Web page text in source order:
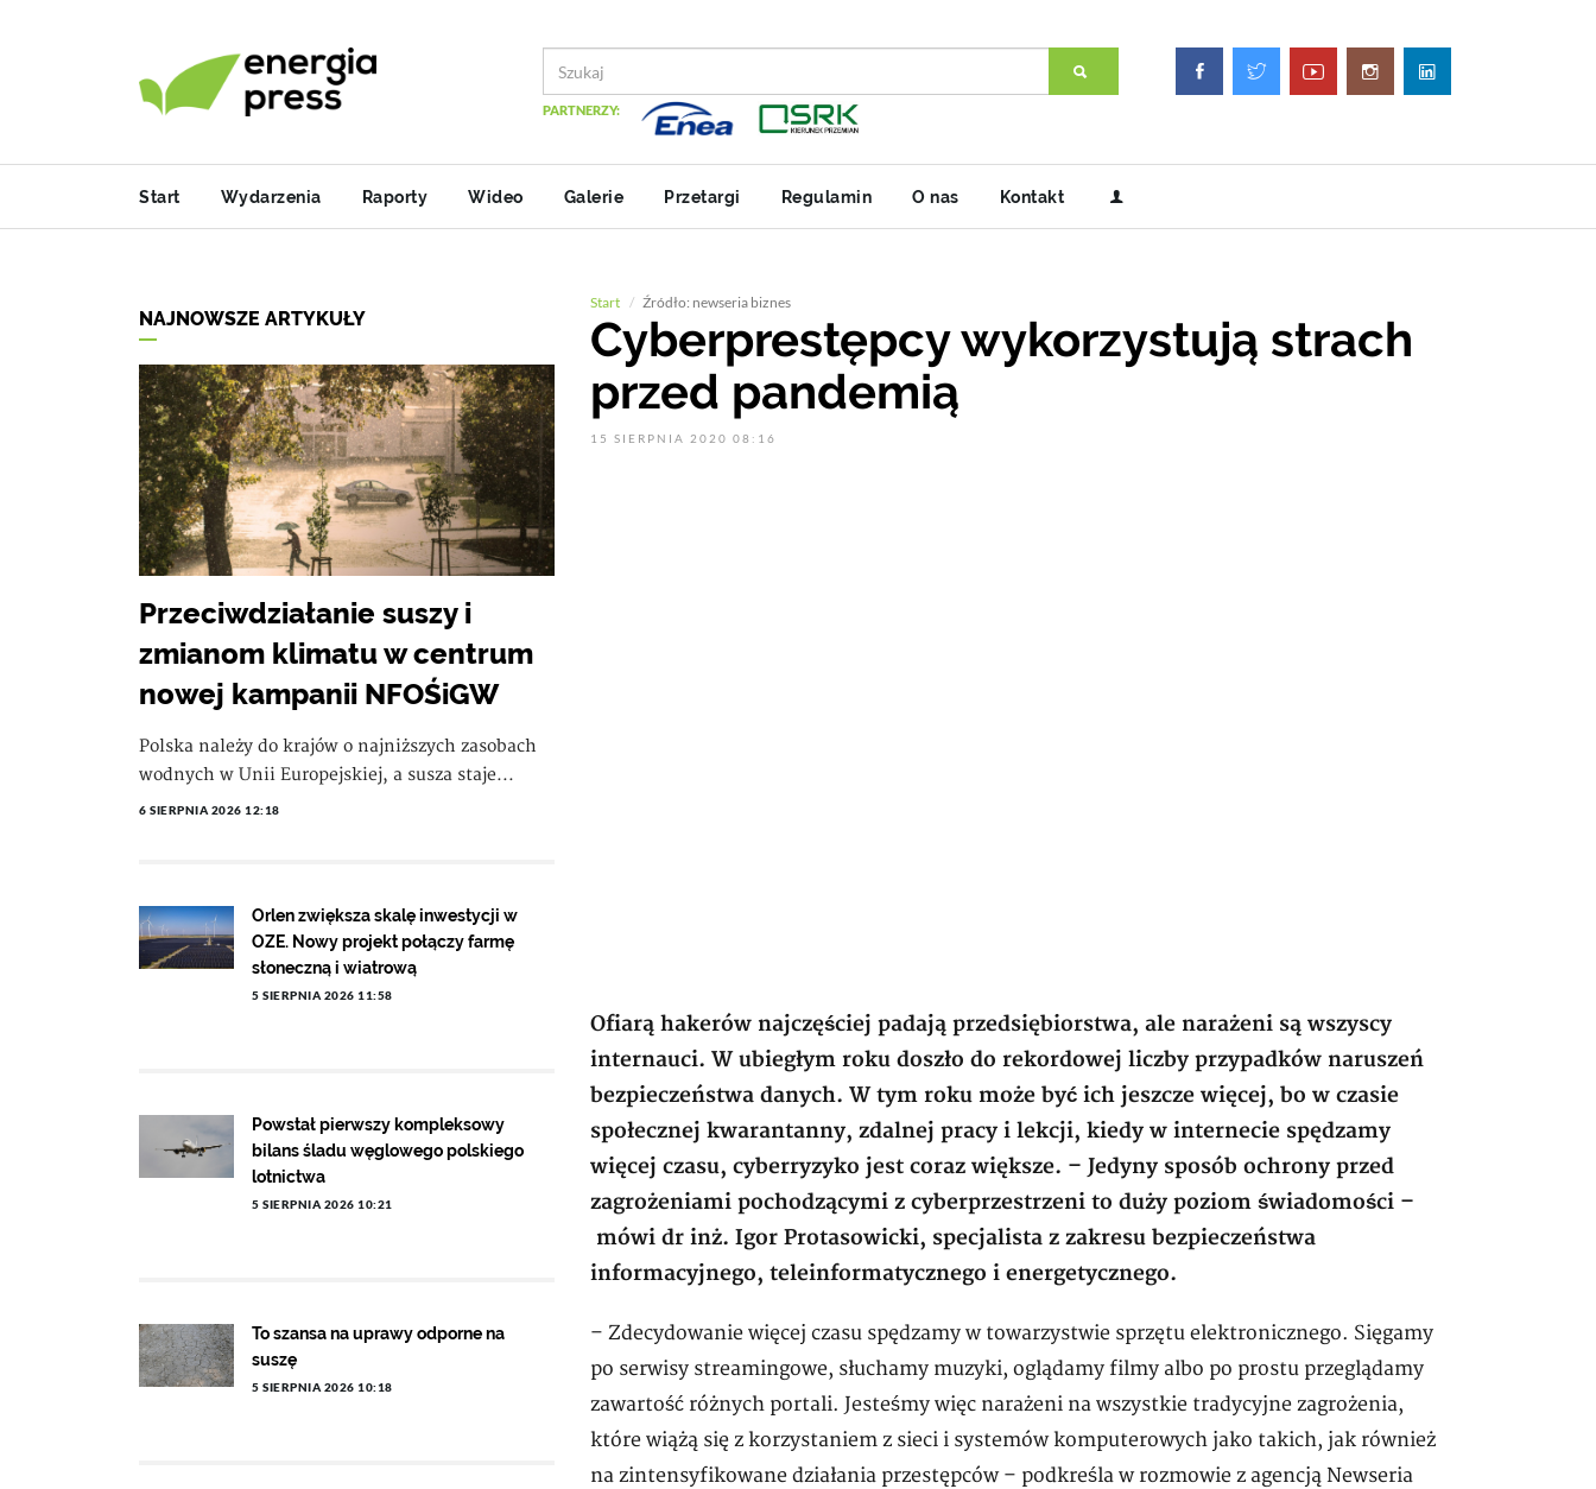
PARTNERZY:
Start Wydarzenia Raporty Wideo Galerie Przetargi Regulamin O nas Kontakt
Start Źródło: newseria biznes
Cyberprestępcy wykorzystują strach
przed pandemią
15 SIERPNIA 2020 08:16
Ofiarą hakerów najczęściej padają przedsiębiorstwa, ale narażeni są wszyscy
internauci. W ubiegłym roku doszło do rekordowej liczby przypadków naruszeń
bezpieczeństwa danych. W tym roku może być ich jeszcze więcej, bo w czasie
społecznej kwarantanny, zdalnej pracy i lekcji, kiedy w internecie spędzamy
więcej czasu, cyberryzyko jest coraz większe. – Jedyny sposób ochrony przed
zagrożeniami pochodzącymi z cyberprzestrzeni to duży poziom świadomości –
mówi dr inż. Igor Protasowicki, specjalista z zakresu bezpieczeństwa
informacyjnego, teleinformatycznego i energetycznego.
– Zdecydowanie więcej czasu spędzamy w towarzystwie sprzętu elektronicznego. Sięgamy
po serwisy streamingowe, słuchamy muzyki, oglądamy filmy albo po prostu przeglądamy
zawartość różnych portali. Jesteśmy więc narażeni na wszystkie tradycyjne zagrożenia,
które wiążą się z korzystaniem z sieci i systemów komputerowych jako takich, jak również
na zintensyfikowane działania przestępców – podkreśla w rozmowie z agencją Newseria
NAJNOWSZE ARTYKUŁY
Przeciwdziałanie suszy i
zmianom klimatu w centrum
nowej kampanii NFOŚiGW
Polska należy do krajów o najniższych zasobach
wodnych w Unii Europejskiej, a susza staje...
6 SIERPNIA 2026 12:18
Orlen zwiększa skalę inwestycji w
OZE. Nowy projekt połączy farmę
słoneczną i wiatrową
5 SIERPNIA 2026 11:58
Powstał pierwszy kompleksowy
bilans śladu węglowego polskiego
lotnictwa
5 SIERPNIA 2026 10:21
To szansa na uprawy odporne na
suszę
5 SIERPNIA 2026 10:18